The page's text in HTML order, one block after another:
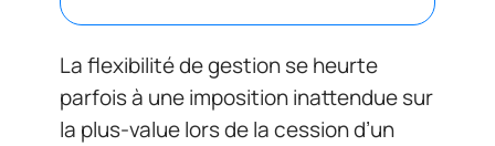
La flexibilité de gestion se heurte
parfois à une imposition inattendue sur
la plus-value lors de la cession d’un